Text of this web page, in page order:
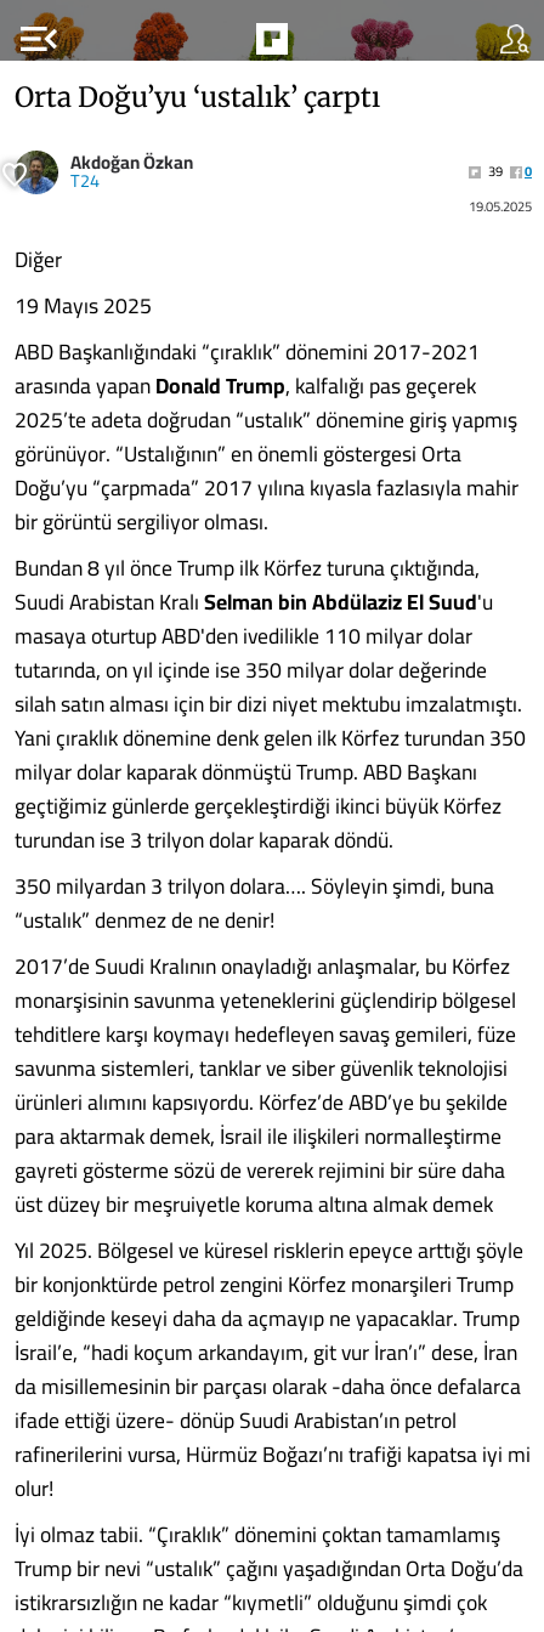
menu_open
Orta Doğu’yu ‘ustalık’ çarptı
Akdoğan Özkan
T24 39
0
19.05.2025
Diğer
19 Mayıs 2025
ABD Başkanlığındaki “çıraklık” dönemini 2017-2021
arasında yapanDonald Trump, kalfalığı pas geçerek
2025’te adeta doğrudan “ustalık” dönemine giriş yapmış
görünüyor. “Ustalığının” en önemli göstergesi Orta
Doğu’yu “çarpmada” 2017 yılına kıyasla fazlasıyla mahir
bir görüntü sergiliyor olması.
Bundan 8 yıl önce Trump ilk Körfez turuna çıktığında,
Suudi Arabistan KralıSelman bin Abdülaziz El Suud'u
masaya oturtup ABD'den ivedilikle 110 milyar dolar
tutarında, on yıl içinde ise 350 milyar dolar değerinde
silah satın alması için bir dizi niyet mektubu imzalatmıştı.
Yani çıraklık dönemine denk gelen ilk Körfez turundan 350
milyar dolar kaparak dönmüştü Trump. ABD Başkanı
geçtiğimiz günlerde gerçekleştirdiği ikinci büyük Körfez
turundan ise 3 trilyon dolar kaparak döndü.
350 milyardan 3 trilyon dolara…. Söyleyin şimdi, buna
“ustalık” denmez de ne denir!
2017’de Suudi Kralının onayladığı anlaşmalar, bu Körfez
monarşisinin savunma yeteneklerini güçlendirip bölgesel
tehditlere karşı koymayı hedefleyen savaş gemileri, füze
savunma sistemleri, tanklar ve siber güvenlik teknolojisi
ürünleri alımını kapsıyordu. Körfez’de ABD’ye bu şekilde
para aktarmak demek, İsrail ile ilişkileri normalleştirme
gayreti gösterme sözü de vererek rejimini bir süre daha
üst düzey bir meşruiyetle koruma altına almak demek
Yıl 2025. Bölgesel ve küresel risklerin epeyce arttığı şöyle
bir konjonktürde petrol zengini Körfez monarşileri Trump
geldiğinde keseyi daha da açmayıp ne yapacaklar. Trump
İsrail’e, “hadi koçum arkandayım, git vur İran’ı” dese, İran
da misillemesinin bir parçası olarak -daha önce defalarca
ifade ettiği üzere- dönüp Suudi Arabistan’ın petrol
rafinerilerini vursa, Hürmüz Boğazı’nı trafiği kapatsa iyi mi
olur!
İyi olmaz tabii. “Çıraklık” dönemini çoktan tamamlamış
Trump bir nevi “ustalık” çağını yaşadığından Orta Doğu’da
istikrarsızlığın ne kadar “kıymetli” olduğunu şimdi çok